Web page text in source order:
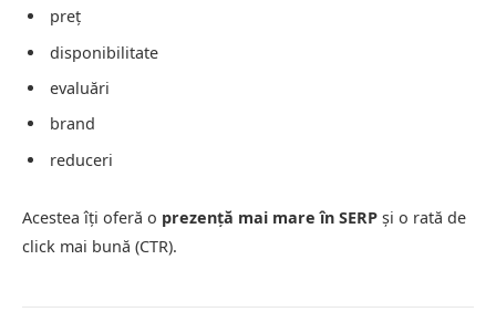
preț
disponibilitate
evaluări
brand
reduceri
Acestea îți oferă o prezență mai mare în SERP și o rată de
click mai bună (CTR).